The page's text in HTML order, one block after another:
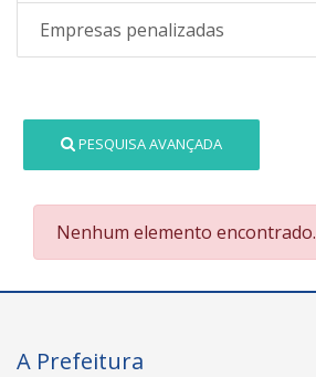
Empresas penalizadas
PESQUISA AVANÇADA
Nenhum elemento encontrado.
A Prefeitura